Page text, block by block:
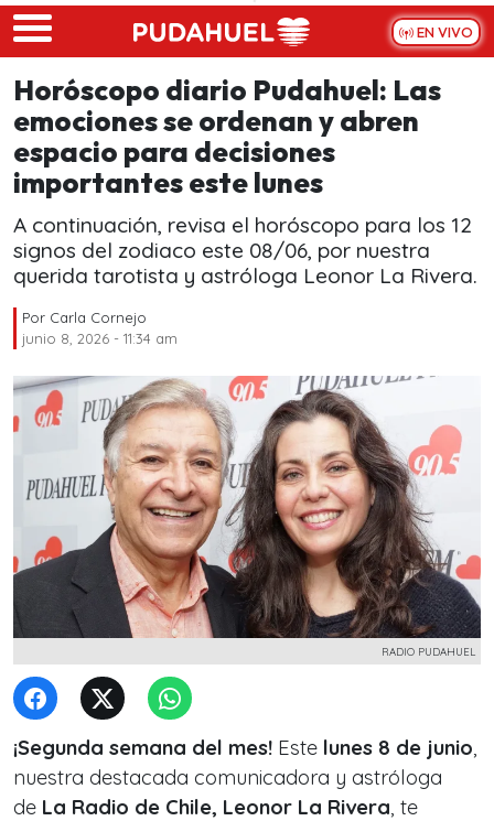
Skip to main content
EN VIVO
Horóscopo diario Pudahuel: Las
emociones se ordenan y abren
espacio para decisiones
importantes este lunes
A continuación, revisa el horóscopo para los 12
signos del zodiaco este 08/06, por nuestra
querida tarotista y astróloga Leonor La Rivera.
Por Carla Cornejo
junio 8, 2026 - 11:34 am
RADIO PUDAHUEL
¡Segunda semana del mes! Este lunes 8 de junio,
nuestra destacada comunicadora y astróloga
de La Radio de Chile, Leonor La Rivera, te